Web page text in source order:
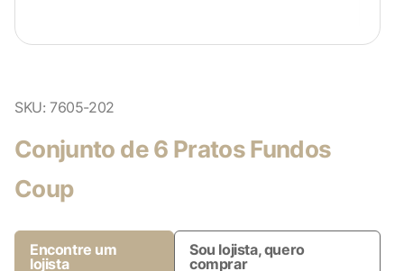
SKU: 7605-202
Conjunto de 6 Pratos Fundos
Coup
Encontre um
lojista
Sou lojista, quero
comprar